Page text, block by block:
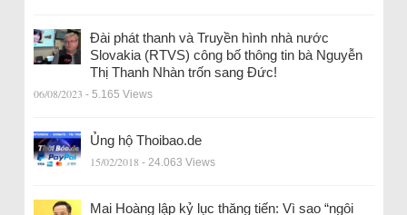
Đài phát thanh và Truyền hình nhà nước
Slovakia (RTVS) công bố thông tin bà Nguyễn
Thị Thanh Nhàn trốn sang Đức!
06/08/2023 - 5.165 Views
Ủng hộ Thoibao.de
15/02/2018 - 24.063 Views
Mai Hoàng lập kỷ lục thăng tiến: Vì sao “ngôi